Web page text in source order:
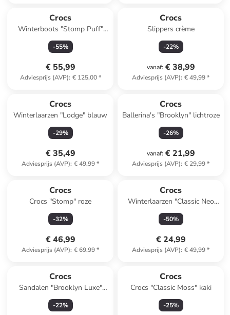
Crocs
Winterboots "Stomp Puff"
zwart
-55%
€ 55,99
Adviesprijs (AVP): € 125,00*
Crocs
Slippers crème
-22%
vanaf: € 38,99
Adviesprijs (AVP): € 49,99*
Crocs
Winterlaarzen "Lodge" blauw
-29%
€ 35,49
Adviesprijs (AVP): € 49,99*
Crocs
Ballerina's "Brooklyn" lichtroze
-26%
vanaf: € 21,99
Adviesprijs (AVP): € 29,99*
Crocs
Crocs "Stomp" roze
-32%
€ 46,99
Adviesprijs (AVP): € 69,99*
Crocs
Winterlaarzen "Classic Neo
Puff" donkerblauw
-50%
€ 24,99
Adviesprijs (AVP): € 49,99*
Crocs
Sandalen "Brooklyn Luxe"
camel
-22%
Crocs
Crocs "Classic Moss" kaki
-25%